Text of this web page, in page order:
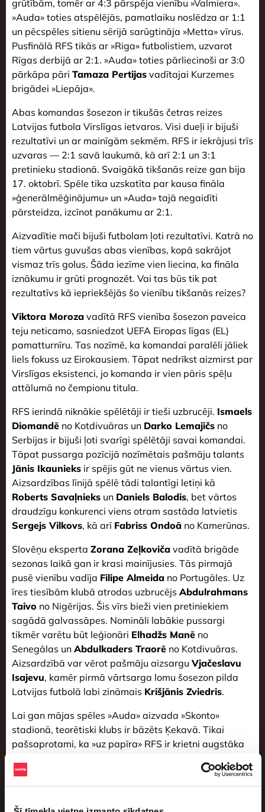
grūtībām, tomēr ar 4:3 pārspēja vienību »Valmiera».
»Auda» toties atspēlējās, pamatlaiku noslēdza ar 1:1
un pēcspēles sitienu sērijā sarūgtināja »Metta» vīrus.
Pusfinālā RFS tikās ar »Riga» futbolistiem, uzvarot
Rīgas derbijā ar 2:1. »Auda» toties pārliecinoši ar 3:0
pārkāpa pāri Tamaza Pertijas vadītajai Kurzemes
brigādei »Liepāja».
Abas komandas šosezon ir tikušās četras reizes
Latvijas futbola Virslīgas ietvaros. Visi dueļi ir bijuši
rezultatīvi un ar mainīgām sekmēm. RFS ir iekrājusi trīs
uzvaras — 2:1 savā laukumā, kā arī 2:1 un 3:1
pretinieku stadionā. Svaigākā tikšanās reize gan bija
17. oktobrī. Spēle tika uzskatīta par kausa fināla
»ģenerālmēģinājumu» un »Auda» tajā negaidīti
pārsteidza, izcīnot panākumu ar 2:1.
Aizvadītie mači bijuši futbolam ļoti rezultatīvi. Katrā no
tiem vārtus guvušas abas vienības, kopā sakrājot
vismaz trīs golus. Šāda iezīme vien liecina, ka fināla
iznākumu ir grūti prognozēt. Vai tas būs tik pat
rezultatīvs kā iepriekšējās šo vienību tikšanās reizes?
Viktora Moroza vadītā RFS vienība šosezon paveica
teju neticamo, sasniedzot UEFA Eiropas līgas (EL)
pamatturnīru. Tas nozīmē, ka komandai paralēli jāliek
liels fokuss uz Eirokausiem. Tāpat nedrīkst aizmirst par
Virslīgas eksistenci, jo komanda ir vien pāris spēļu
attālumā no čempionu titula.
RFS ierindā niknākie spēlētāji ir tieši uzbrucēji. Ismaels
Diomandē no Kotdivuāras un Darko Lemajičs no
Serbijas ir bijuši ļoti svarīgi spēlētāji savai komandai.
Tāpat pussarga pozīcijā nozīmētais pašmāju talants
Jānis Ikaunieks ir spējis gūt ne vienus vārtus vien.
Aizsardzības līnijā spēlē tādi talantīgi letiņi kā
Roberts Savaļnieks un Daniels Balodis, bet vārtos
draudzīgu konkurenci viens otram sastāda latvietis
Sergejs Vilkovs, kā arī Fabriss Ondoā no Kamerūnas.
Slovēņu eksperta Zorana Zeļkoviča vadītā brigāde
sezonas laikā gan ir krasi mainījusies. Tās pirmajā
pusē vienību vadīja Filipe Almeida no Portugāles. Uz
īres tiesībām klubā atrodas uzbrucējs Abdulrahmans
Taivo no Nigērijas. Šis vīrs bieži vien pretiniekiem
sagādā galvassāpes. Nomināli labākie pussargi
tikmēr varētu būt leģionāri Elhadžs Manē no
Senegālas un Abdulkaders Traorē no Kotdivuāras.
Aizsardzībā var vērot pašmāju aizsargu Vjačeslavu
Isajevu, kamēr pirmā vārtsarga lomu šosezon pilda
Latvijas futbolā labi zināmais Krišjānis Zviedris.
Lai gan mājas spēles »Auda» aizvada »Skonto»
stadionā, teorētiski klubs ir bāzēts Ķekavā. Tikai
pašsaprotami, ka »uz papīra» RFS ir krietni augstāka
futbola pašreizējo flagmani. Lai arī 2023. gadā
»Auda» ieguva savas pirmās Virslīgas medaļas,